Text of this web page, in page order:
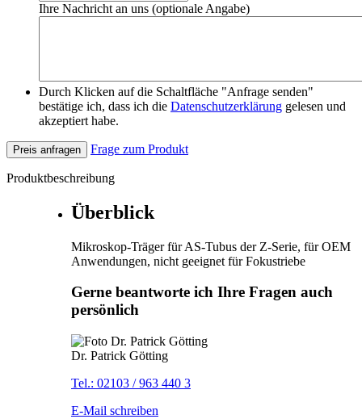
Ihre Nachricht an uns (optionale Angabe)
Durch Klicken auf die Schaltfläche "Anfrage senden"
bestätige ich, dass ich die Datenschutzerklärung gelesen und
akzeptiert habe.
Preis anfragen Frage zum Produkt
Produktbeschreibung
Überblick
Mikroskop-Träger für AS-Tubus der Z-Serie, für OEM
Anwendungen, nicht geeignet für Fokustriebe
Gerne beantworte ich Ihre Fragen auch
persönlich
Dr. Patrick Götting
Tel.: 02103 / 963 440 3
E-Mail schreiben